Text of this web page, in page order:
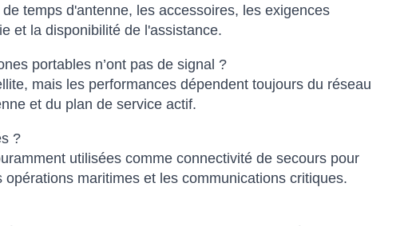
temps d'antenne, les accessoires, les exigences
et la disponibilité de l'assistance.
portables n’ont pas de signal ?
mais les performances dépendent toujours du réseau
et du plan de service actif.
?
utilisées comme connectivité de secours pour
maritimes et les communications critiques.